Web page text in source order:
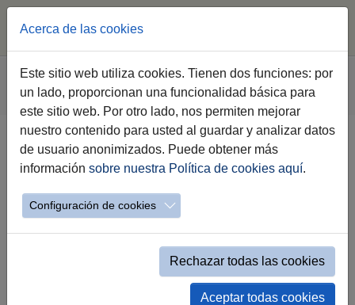
Saltar al contenido principal
Estás aquí:
Jerez.es Webs Municipales
Sala de Prensa
Hemeroteca
Filtro Categorias
1 2 3 … 7
Acerca de las cookies
Este sitio web utiliza cookies. Tienen dos funciones: por
un lado, proporcionan una funcionalidad básica para
este sitio web. Por otro lado, nos permiten mejorar
nuestro contenido para usted al guardar y analizar datos
de usuario anonimizados. Puede obtener más
información sobre nuestra Política de cookies aquí.
Configuración de cookies
Rechazar todas las cookies
Aceptar todas cookies